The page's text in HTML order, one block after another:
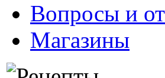
Вопросы и
Магазины